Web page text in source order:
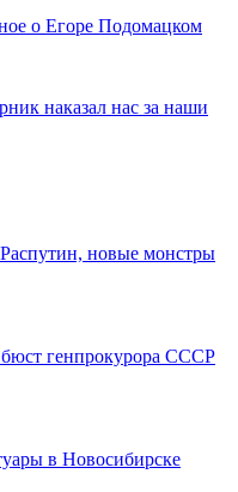
о Егоре Подомацком
наказал нас за наши
новые монстры
генпрокурора СССР
в Новосибирске